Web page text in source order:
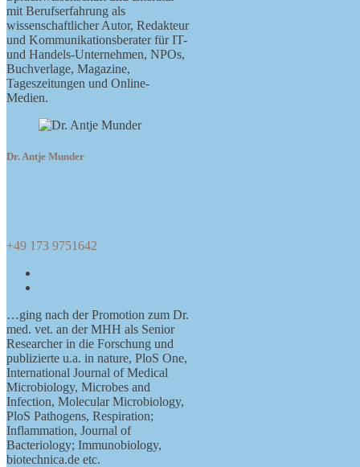
mit Berufserfahrung als
wissenschaftlicher Autor, Redakteur
und Kommunikationsberater für IT-
und Handels-Unternehmen, NPOs,
Buchverlage, Magazine,
Tageszeitungen und Online-
Medien.
Dr. Antje Munder
+49 173 9751642
…ging nach der Promotion zum Dr.
med. vet. an der MHH als Senior
Researcher in die Forschung und
publizierte u.a. in nature, PloS One,
International Journal of Medical
Microbiology, Microbes and
Infection, Molecular Microbiology,
PloS Pathogens, Respiration;
Inflammation, Journal of
Bacteriology; Immunobiology,
biotechnica.de etc.